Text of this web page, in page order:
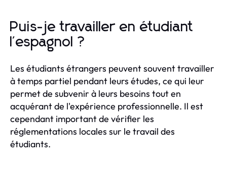
Puis-je travailler en étudiant
l'espagnol ?
Les étudiants étrangers peuvent souvent travailler
à temps partiel pendant leurs études, ce qui leur
permet de subvenir à leurs besoins tout en
acquérant de l'expérience professionnelle. Il est
cependant important de vérifier les
réglementations locales sur le travail des
étudiants.